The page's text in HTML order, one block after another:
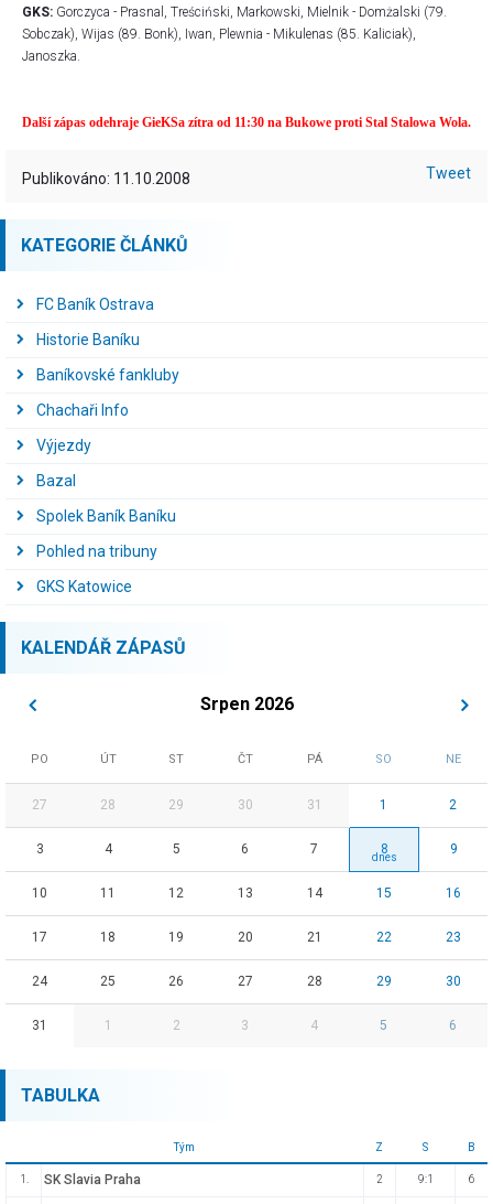
GKS: Gorczyca - Prasnal, Treściński, Markowski, Mielnik - Domżalski (79.
Sobczak), Wijas (89. Bonk), Iwan, Plewnia - Mikulenas (85. Kaliciak),
Janoszka.
Další zápas odehraje GieKSa zítra od 11:30 na Bukowe proti Stal Stalowa Wola.
Publikováno: 11.10.2008 Tweet
KATEGORIE ČLÁNKŮ
FC Baník Ostrava
Historie Baníku
Baníkovské fankluby
Chachaři Info
Výjezdy
Bazal
Spolek Baník Baníku
Pohled na tribuny
GKS Katowice
KALENDÁŘ ZÁPASŮ
Srpen 2026
PO ÚT ST ČT PÁ SO NE
27 28 29 30 31 1 2
3 4 5 6 7 8 9
10 11 12 13 14 15 16
17 18 19 20 21 22 23
24 25 26 27 28 29 30
31 1 2 3 4 5 6
TABULKA
Tým Z S B
1. SK Slavia Praha 2 9:1 6